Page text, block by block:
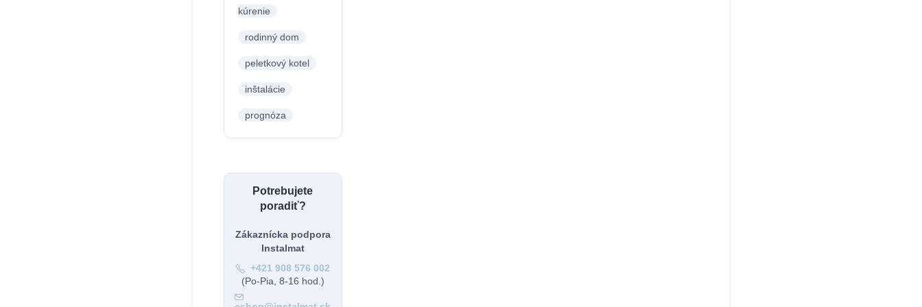
kúrenie
rodinný dom
peletkový kotel
inštalácie
prognóza
Potrebujete
poradiť?
Zákaznícka podpora
Instalmat
+421 908 576 002
(Po-Pia, 8-16 hod.)